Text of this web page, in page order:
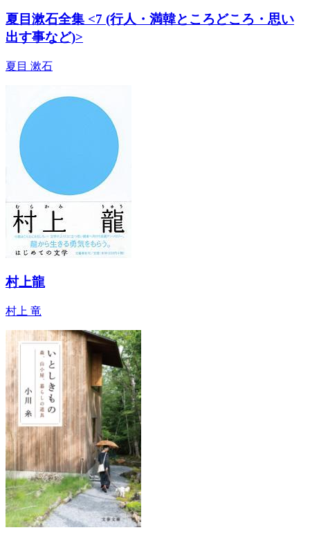
夏目漱石全集 <7 (行人・満韓ところどころ・思い
出す事など)>
夏目 漱石
村上龍
村上 竜